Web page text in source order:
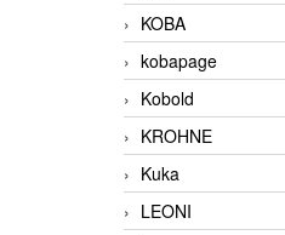
KOBA
kobapage
Kobold
KROHNE
Kuka
LEONI